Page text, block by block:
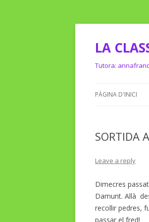
LA
Tutora:
PÀGINA D'INICI
SORTIDA
Leave a reply
Dimecres
Damunt. Allà
recollir pedres,
passar el fred!